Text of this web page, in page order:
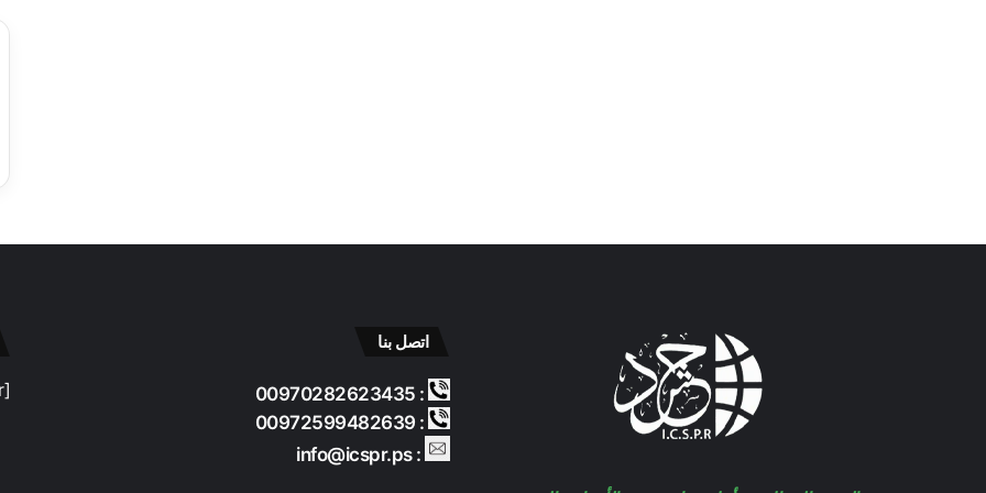
اتصل بنا
: 00970282623435
: 00972599482639
: info@icspr.ps
[contact-form-7 id="b688636" title="footer"]